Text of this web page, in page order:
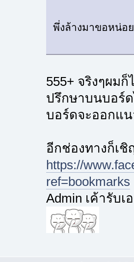
พึ่งล้างมาขอหน่อ
555+ จริงๆผม
ปรึกษาบนบอร์
บอร์ดจะออกแ
อีกช่องทางก็เ
https://
ref=bookmarks
Admin เค้ารับ